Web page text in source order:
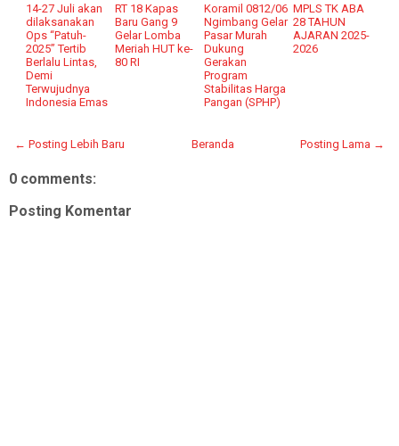
14-27 Juli akan
dilaksanakan
Ops “Patuh-
2025” Tertib
Berlalu Lintas,
Demi
Terwujudnya
Indonesia Emas
RT 18 Kapas
Baru Gang 9
Gelar Lomba
Meriah HUT ke-
80 RI
Koramil 0812/06
Ngimbang Gelar
Pasar Murah
Dukung
Gerakan
Program
Stabilitas Harga
Pangan (SPHP)
MPLS TK ABA
28 TAHUN
AJARAN 2025-
2026
← Posting Lebih Baru Posting Lama →
Beranda
0 comments:
Posting Komentar